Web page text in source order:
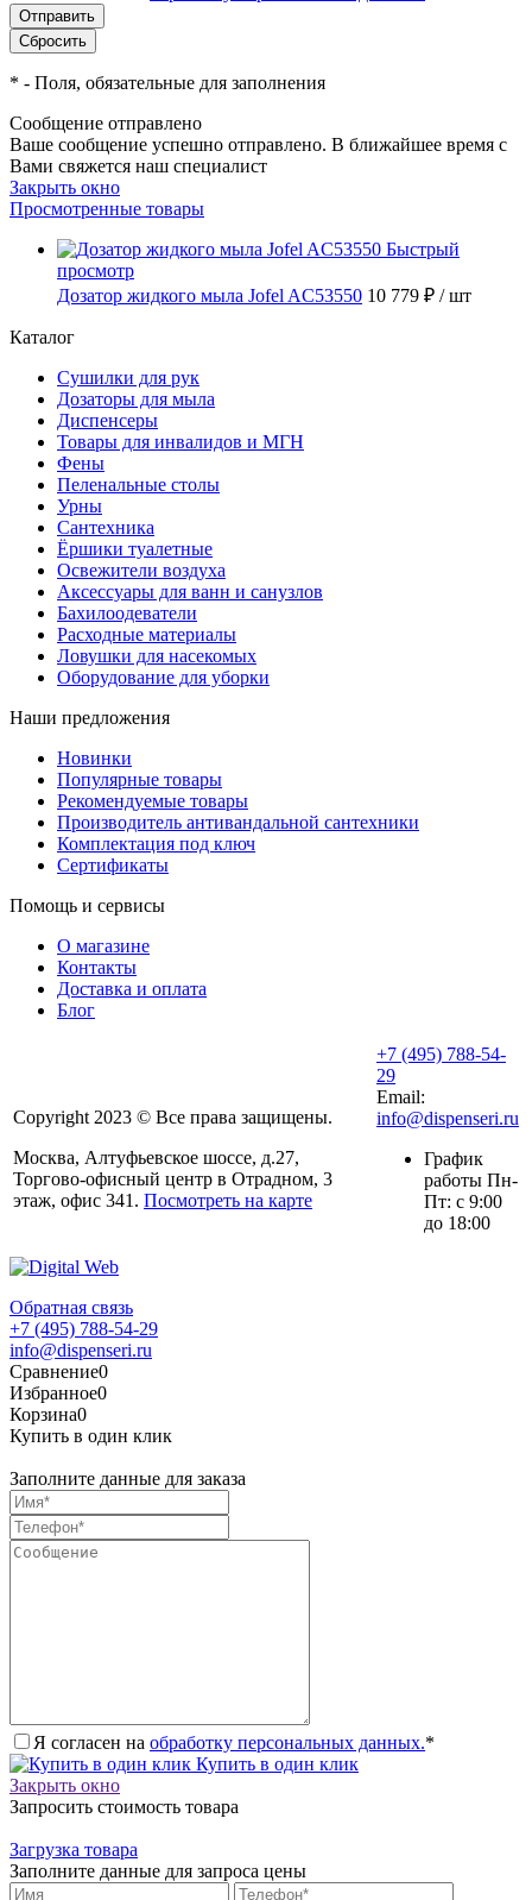
* - Поля, обязательные для заполнения
Сообщение отправлено
Ваше сообщение успешно отправлено. В ближайшее время с
Вами свяжется наш специалист
Закрыть окно
Просмотренные товары
Быстрый
просмотр
Дозатор жидкого мыла Jofel AC53550 10 779 ₽ / шт
Каталог
Сушилки для рук
Дозаторы для мыла
Диспенсеры
Товары для инвалидов и МГН
Фены
Пеленальные столы
Урны
Сантехника
Ёршики туалетные
Освежители воздуха
Аксессуары для ванн и санузлов
Бахилоодеватели
Расходные материалы
Ловушки для насекомых
Оборудование для уборки
Наши предложения
Новинки
Популярные товары
Рекомендуемые товары
Производитель антивандальной сантехники
Комплектация под ключ
Сертификаты
Помощь и сервисы
О магазине
Контакты
Доставка и оплата
Блог
Copyright 2023 © Все права защищены.
Москва, Алтуфьевское шоссе, д.27,
Торгово-офисный центр в Отрадном, 3
этаж, офис 341. Посмотреть на карте
+7 (495) 788-54-
29
Email:
info@dispenseri.ru
График
работы Пн-
Пт: с 9:00
до 18:00
Обратная связь
+7 (495) 788-54-29
info@dispenseri.ru
Сравнение0
Избранное0
Корзина0
Купить в один клик
Заполните данные для заказа
Я согласен на обработку персональных данных.*
Купить в один клик
Закрыть окно
Запросить стоимость товара
Загрузка товара
Заполните данные для запроса цены